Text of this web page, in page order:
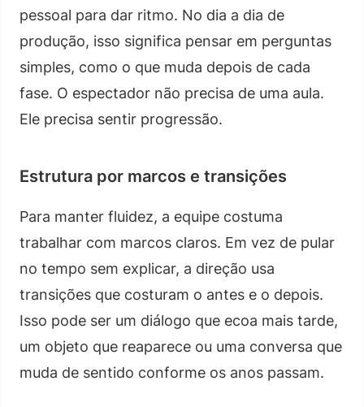
pessoal para dar ritmo. No dia a dia de
produção, isso significa pensar em perguntas
simples, como o que muda depois de cada
fase. O espectador não precisa de uma aula.
Ele precisa sentir progressão.
Estrutura por marcos e transições
Para manter fluidez, a equipe costuma
trabalhar com marcos claros. Em vez de pular
no tempo sem explicar, a direção usa
transições que costuram o antes e o depois.
Isso pode ser um diálogo que ecoa mais tarde,
um objeto que reaparece ou uma conversa que
muda de sentido conforme os anos passam.